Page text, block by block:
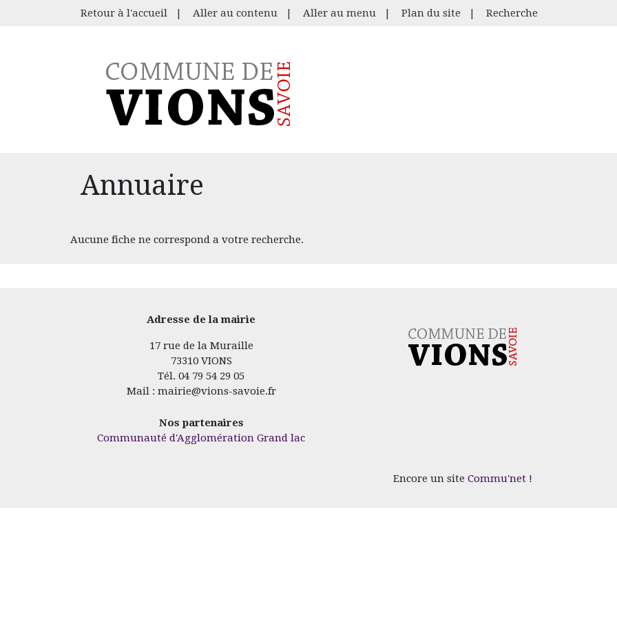
Retour à l'accueil | Aller au contenu | Aller au menu | Plan du site | Recherche
Annuaire
Aucune fiche ne correspond a votre recherche.
Adresse de la mairie
17 rue de la Muraille
73310 VIONS
Tél. 04 79 54 29 05
Mail : mairie@vions-savoie.fr
Nos partenaires
Communauté d'Agglomération Grand lac
Encore un site Commu'net !